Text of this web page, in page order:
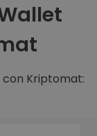
con Kriptomat: